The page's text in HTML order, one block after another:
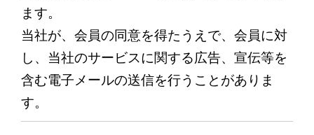
ます。
当社が、会員の同意を得たうえで、会員に対
し、当社のサービスに関する広告、宣伝等を
含む電子メールの送信を行うことがありま
す。